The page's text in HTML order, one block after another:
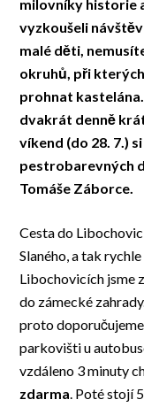
milovníky historie
vyzkoušeli
malé děti,
okruhů, při
prohnat
dvakrát denně
víkend (do 28. 7.)
pestrobarevných
Tomáše Záborce.
Cesta do
Slaného, a tak
Libochovicích jsme
do zámecké
proto
parkovišti u
vzdáleno 3 minuty
zdarma. Poté stojí